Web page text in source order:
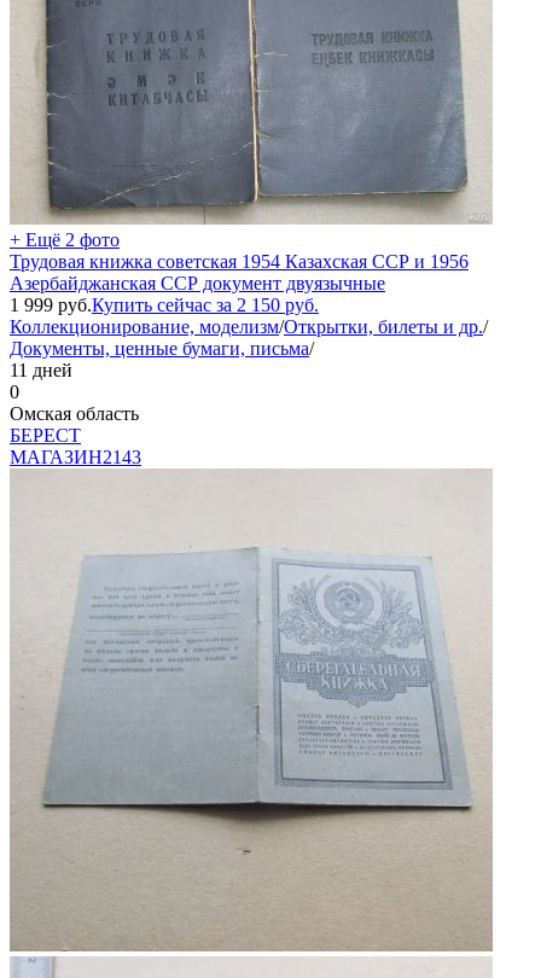
+ Ещё 2 фото
Трудовая книжка советская 1954 Казахская ССР и 1956
Азербайджанская ССР документ двуязычные
1 999 руб.Купить сейчас за 2 150 руб.
Коллекционирование, моделизм/Открытки, билеты и др./
Документы, ценные бумаги, письма/
11 дней
0
Омская область
БEPECT
МАГАЗИН2143